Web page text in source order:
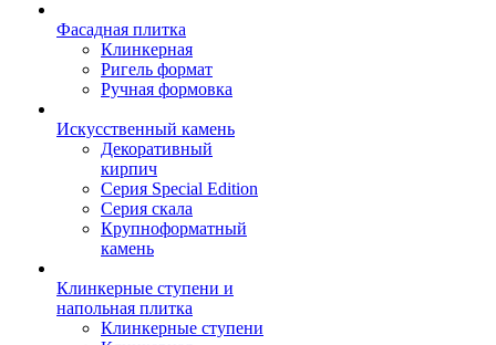
Фасадная плитка
Клинкерная
Ригель формат
Ручная формовка
Искусственный камень
Декоративный
кирпич
Серия Special Edition
Серия скала
Крупноформатный
камень
Клинкерные ступени и
напольная плитка
Клинкерные ступени